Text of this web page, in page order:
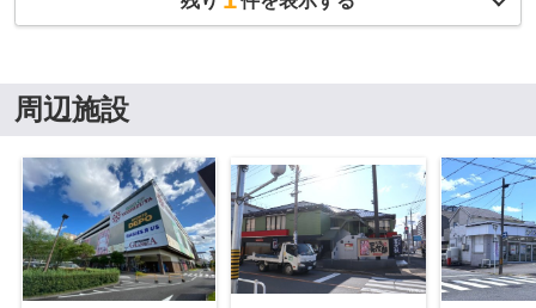
周辺施設